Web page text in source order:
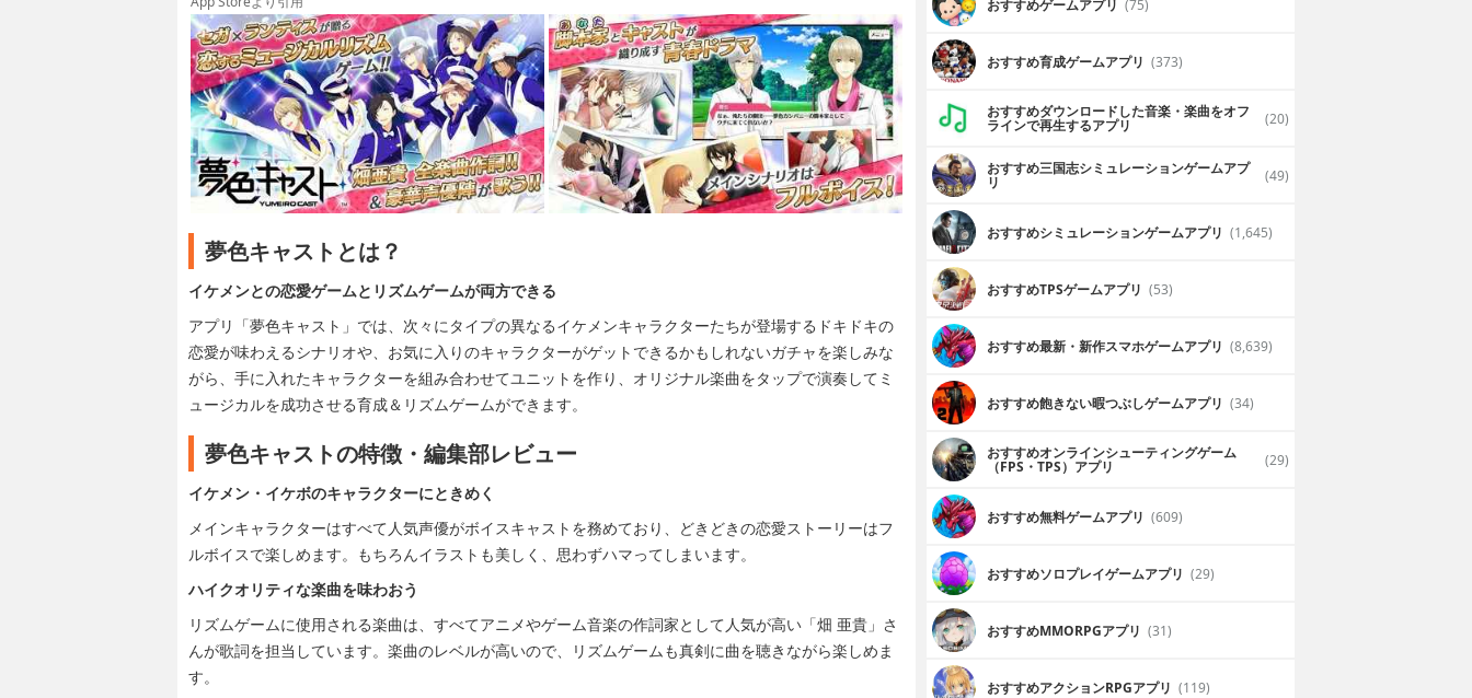
夢色キャストとは？
イケメンとの恋愛ゲームとリズムゲームが両方できる
アプリ「夢色キャスト」では、次々にタイプの異なるイケメンキャラクターたちが登場するドキドキの
恋愛が味わえるシナリオや、お気に入りのキャラクターがゲットできるかもしれないガチャを楽しみな
がら、手に入れたキャラクターを組み合わせてユニットを作り、オリジナル楽曲をタップで演奏してミ
ュージカルを成功させる育成＆リズムゲームができます。
夢色キャストの特徴・編集部レビュー
イケメン・イケボのキャラクターにときめく
メインキャラクターはすべて人気声優がボイスキャストを務めており、どきどきの恋愛ストーリーはフ
ルボイスで楽しめます。もちろんイラストも美しく、思わずハマってしまいます。
ハイクオリティな楽曲を味わおう
リズムゲームに使用される楽曲は、すべてアニメやゲーム音楽の作詞家として人気が高い「畑 亜貴」さ
んが歌詞を担当しています。楽曲のレベルが高いので、リズムゲームも真剣に曲を聴きながら楽しめま
す。
おすすめゲームアプリ (75)
おすすめ育成ゲームアプリ (373)
おすすめダウンロードした音楽・楽曲をオフ
ラインで再生するアプリ (20)
おすすめ三国志シミュレーションゲームアプ
リ (49)
おすすめシミュレーションゲームアプリ (1,645)
おすすめTPSゲームアプリ (53)
おすすめ最新・新作スマホゲームアプリ (8,639)
おすすめ飽きない暇つぶしゲームアプリ (34)
おすすめオンラインシューティングゲーム
（FPS・TPS）アプリ (29)
おすすめ無料ゲームアプリ (609)
おすすめソロプレイゲームアプリ (29)
おすすめ MMORPGアプリ (31)
おすすめアクションRPGアプリ (119)